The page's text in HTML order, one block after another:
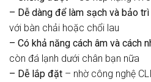
– Dễ dàng để làm sạch và bảo trì
với bàn chải hoặc chổi lau
– Có khả năng cách âm và cách
còn đá lạnh dưới chân bạn nữa
– Dễ lắp đặt – nhờ công nghệ